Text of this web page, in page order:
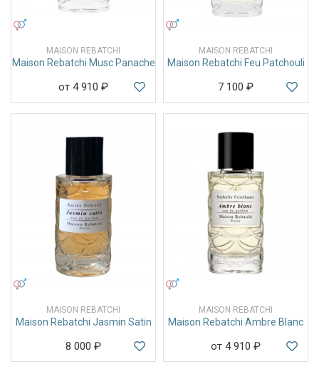
MAISON REBATCHI
Maison Rebatchi Musc Panache
от 4 910 ₽
MAISON REBATCHI
Maison Rebatchi Feu Patchouli
7 100 ₽
MAISON REBATCHI
Maison Rebatchi Jasmin Satin
8 000 ₽
MAISON REBATCHI
Maison Rebatchi Ambre Blanc
от 4 910 ₽